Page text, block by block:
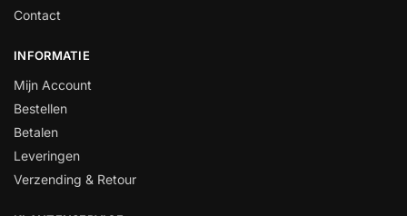
Contact
INFORMATIE
Mijn Account
Bestellen
Betalen
Leveringen
Verzending & Retour